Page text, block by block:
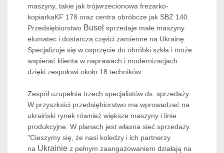
maszyny, takie jak trójwrzecionowa frezarko-
kopiarkaKF 178 oraz centra obróbcze jak SBZ 140.
Przedsiębiorstwo Busel sprzedaje małe maszyny
elumatec i dostarcza części zamienne na Ukrainę.
Specjalizuje się w osprzęcie do obróbki szkła i może
wspierać klienta w naprawach i modernizacjach
dzięki zespołowi około 18 techników.
Zespół uzupełnia trzech specjalistów ds. sprzedaży.
W przyszłości przedsiębiorstwo ma wprowadzać na
ukraiński rynek również większe maszyny i linie
produkcyjne. W planach jest własna sieć sprzedaży.
"Cieszymy się, że nasi koledzy i ich partnerzy
na Ukrainie z pełnym zaangażowaniem działają na